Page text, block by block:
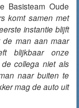
Basisteam Oude
komt samen met
instantie blijft
de man aan maar
blijkbaar onze
collega niet als
naar buiten te
mag de auto uit